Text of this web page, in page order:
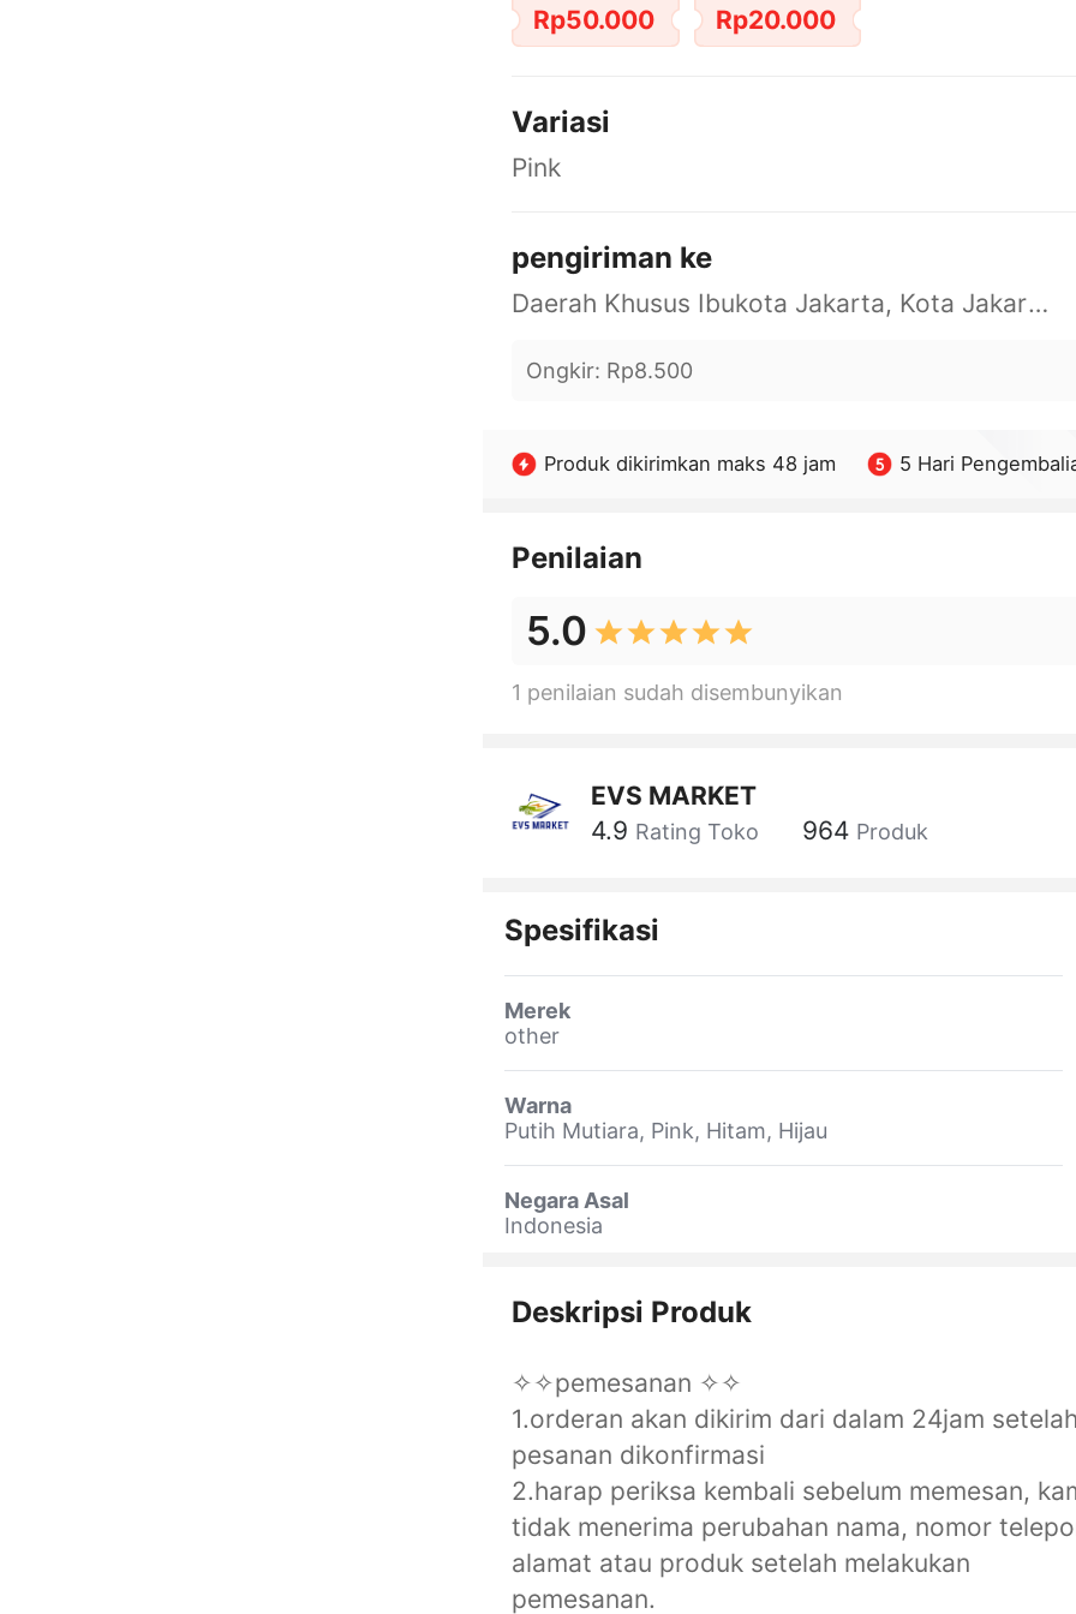
Rp50.000 Rp20.000
Variasi
Pink
pengiriman ke
Daerah Khusus Ibukota Jakarta, Kota Jakarta Barat, Cengkareng, yy
Ongkir: Rp8.500
Produk dikirimkan maks 48 jam 5 Hari
Penilaian
5.0
1 penilaian sudah disembunyikan
EVS MARKET
4.9 Rating Toko 964 Produk
Spesifikasi
Merek
other
Warna
Putih Mutiara, Pink, Hitam, Hijau
Negara Asal
Indonesia
Deskripsi Produk
✧✧pemesanan ✧✧
1.orderan akan dikirim dari dalam 24jam setelah
pesanan dikonfirmasi
2.harap periksa kembali sebelum memesan,
tidak menerima perubahan nama, nomor
alamat atau produk setelah melakukan
pemesanan.